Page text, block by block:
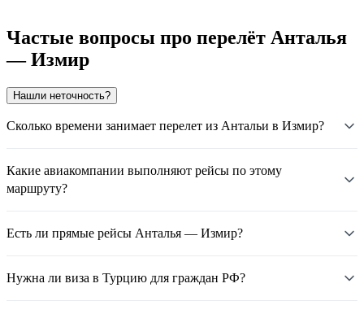
Частые вопросы про перелёт Анталья
— Измир
Нашли неточность?
Сколько времени занимает перелет из Антальи в Измир?
Какие авиакомпании выполняют рейсы по этому
маршруту?
Есть ли прямые рейсы Анталья — Измир?
Нужна ли виза в Турцию для граждан РФ?